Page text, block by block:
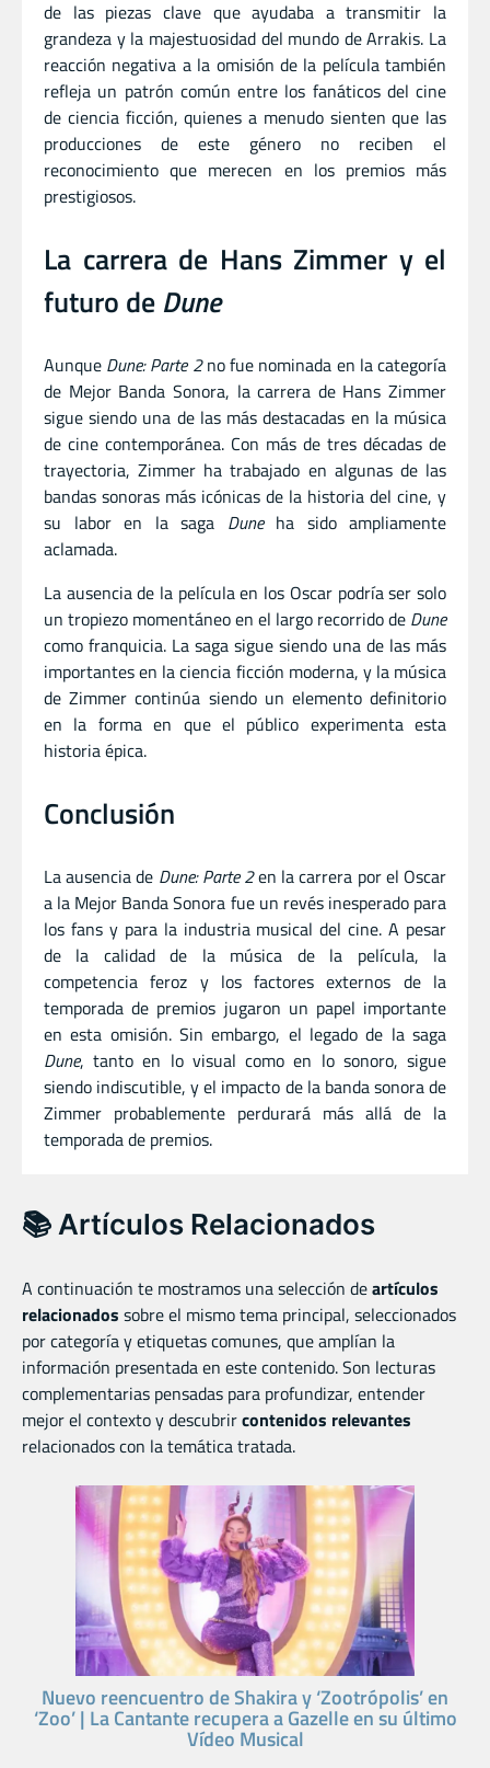
de las piezas clave que ayudaba a transmitir la
grandeza y la majestuosidad del mundo de Arrakis. La
reacción negativa a la omisión de la película también
refleja un patrón común entre los fanáticos del cine
de ciencia ficción, quienes a menudo sienten que las
producciones de este género no reciben el
reconocimiento que merecen en los premios más
prestigiosos.
La carrera de Hans Zimmer y el
futuro de Dune
Aunque Dune: Parte 2no fue nominada en la categoría
de Mejor Banda Sonora, la carrera de Hans Zimmer
sigue siendo una de las más destacadas en la música
de cine contemporánea. Con más de tres décadas de
trayectoria, Zimmer ha trabajado en algunas de las
bandas sonoras más icónicas de la historia del cine, y
su labor en la saga Duneha sido ampliamente
aclamada.
La ausencia de la película en los Oscar podría ser solo
un tropiezo momentáneo en el largo recorrido de Dune
como franquicia. La saga sigue siendo una de las más
importantes en la ciencia ficción moderna, y la música
de Zimmer continúa siendo un elemento definitorio
en la forma en que el público experimenta esta
historia épica.
Conclusión
La ausencia de Dune: Parte 2en la carrera por el Oscar
a la Mejor Banda Sonora fue un revés inesperado para
los fans y para la industria musical del cine. A pesar
de la calidad de la música de la película, la
competencia feroz y los factores externos de la
temporada de premios jugaron un papel importante
en esta omisión. Sin embargo, el legado de la saga
Dune, tanto en lo visual como en lo sonoro, sigue
siendo indiscutible, y el impacto de la banda sonora de
Zimmer probablemente perdurará más allá de la
temporada de premios.
📚 Artículos Relacionados
A continuación te mostramos una selección deartículos
relacionados sobre el mismo tema principal, seleccionados
por categoría y etiquetas comunes, que amplían la
información presentada en este contenido. Son lecturas
complementarias pensadas para profundizar, entender
mejor el contexto y descubrircontenidos relevantes
relacionados con la temática tratada.
Nuevo reencuentro de Shakira y ‘Zootrópolis’ en
‘Zoo’ | La Cantante recupera a Gazelle en su último
Vídeo Musical